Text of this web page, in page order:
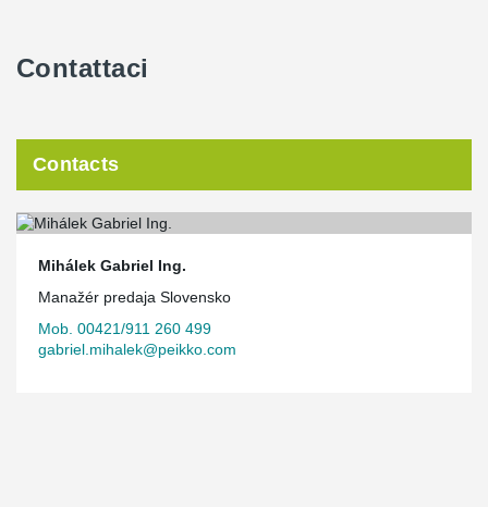
Contattaci
Contacts
Mihálek Gabriel Ing.
Manažér predaja Slovensko
Mob. 00421/911 260 499
gabriel.mihalek@peikko.com